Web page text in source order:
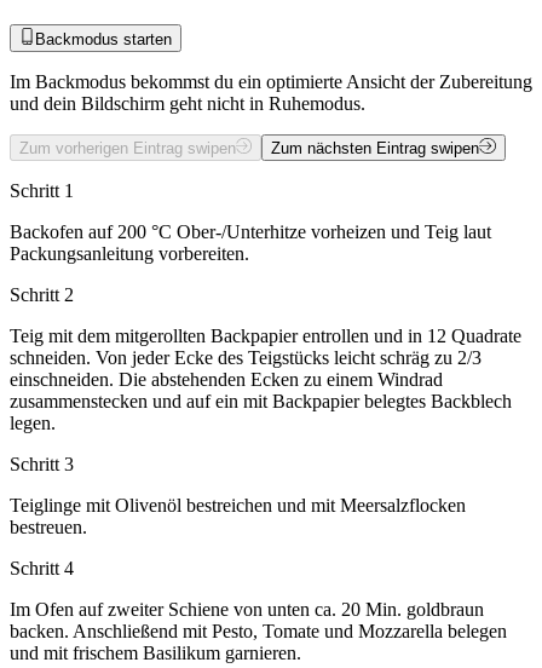
Backmodus starten
Im Backmodus bekommst du ein optimierte Ansicht der Zubereitung
und dein Bildschirm geht nicht in Ruhemodus.
Zum vorherigen Eintrag swipen Zum nächsten Eintrag swipen
Schritt 1
Backofen auf 200 °C Ober-/Unterhitze vorheizen und Teig laut
Packungsanleitung vorbereiten.
Schritt 2
Teig mit dem mitgerollten Backpapier entrollen und in 12 Quadrate
schneiden. Von jeder Ecke des Teigstücks leicht schräg zu 2/3
einschneiden. Die abstehenden Ecken zu einem Windrad
zusammenstecken und auf ein mit Backpapier belegtes Backblech
legen.
Schritt 3
Teiglinge mit Olivenöl bestreichen und mit Meersalzflocken
bestreuen.
Schritt 4
Im Ofen auf zweiter Schiene von unten ca. 20 Min. goldbraun
backen. Anschließend mit Pesto, Tomate und Mozzarella belegen
und mit frischem Basilikum garnieren.